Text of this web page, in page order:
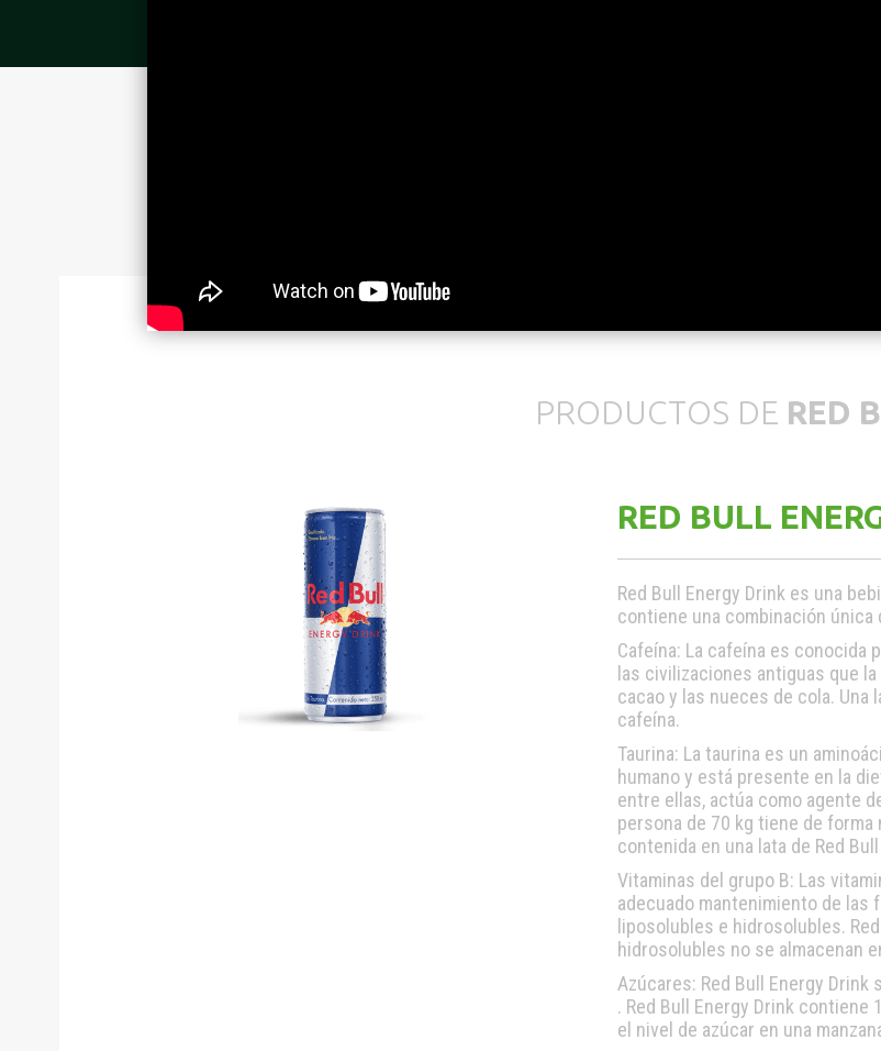
PRODUCTOS DE RED
RED BULL
Red Bull Energy Drink es una
contiene una combinación
Cafeína: La cafeína es
las civilizaciones antiguas que
cacao y las nueces de cola. Una
cafeína.
Taurina: La taurina es un
humano y está presente en la
entre ellas, actúa como agente
persona de 70 kg tiene de
contenida en una lata de Red
Vitaminas del grupo B: Las
adecuado mantenimiento de las
liposolubles e hidrosolubles.
hidrosolubles no se almacenan
Azúcares: Red Bull Energy
. Red Bull Energy Drink
el nivel de azúcar en una